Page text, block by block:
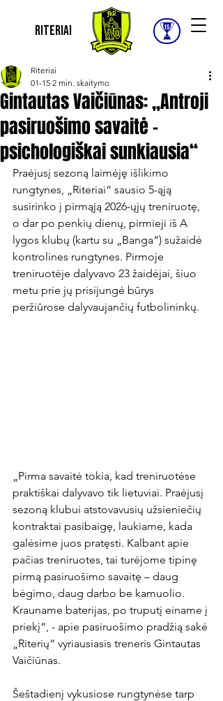
Riteriai
Gintautas Vaičiūnas: „Antroji
pasiruošimo savaitė –
psichologiškai sunkiausia“
Riteriai
01-15 2 min. skaitymo
Praėjusį sezoną laimėję išlikimo
rungtynes, „Riteriai“ sausio 5-ąją
susirinko į pirmąją 2026-ųjų treniruotę,
o dar po penkių dienų, pirmieji iš A
lygos klubų (kartu su „Banga“) sužaidė
kontrolines rungtynes. Pirmoje
treniruotėje dalyvavo 23 žaidėjai, šiuo
metu prie jų prisijungė būrys
peržiūrose dalyvaujančių futbolininkų.
„Pirma savaitė tokia, kad treniruotėse
praktiškai dalyvavo tik lietuviai. Praėjusį
sezoną klubui atstovavusių užsieniečių
kontraktai pasibaigę, laukiame, kada
galėsime juos pratęsti. Kalbant apie
pačias treniruotes, tai turėjome tipinę
pirmą pasiruošimo savaitę – daug
bėgimo, daug darbo be kamuolio.
Krauname baterijas, po truputį einame į
priekį“, - apie pasiruošimo pradžią sakė
„Riterių“ vyriausiasis treneris Gintautas
Vaičiūnas.
Šeštadienį vykusiose rungtynėse tarp